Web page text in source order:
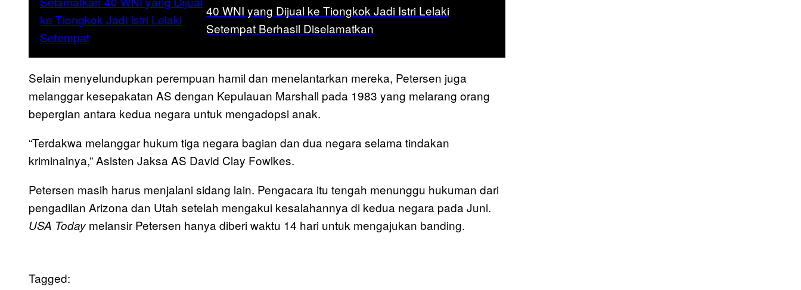
40 WNI yang Dijual ke Tiongkok Jadi Istri Lelaki
Setempat Berhasil Diselamatkan
Selain menyelundupkan perempuan hamil dan menelantarkan mereka, Petersen juga
melanggar kesepakatan AS dengan Kepulauan Marshall pada 1983 yang melarang orang
bepergian antara kedua negara untuk mengadopsi anak.
“Terdakwa melanggar hukum tiga negara bagian dan dua negara selama tindakan
kriminalnya,” Asisten Jaksa AS David Clay Fowlkes.
Petersen masih harus menjalani sidang lain. Pengacara itu tengah menunggu hukuman dari
pengadilan Arizona dan Utah setelah mengakui kesalahannya di kedua negara pada Juni.
USA Today melansir Petersen hanya diberi waktu 14 hari untuk mengajukan banding.
Tagged: